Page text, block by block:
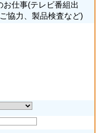
お仕事(テレビ番組出
協力、製品検査など)